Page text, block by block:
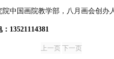
中国画院教学部，八月画会创办
13521114381